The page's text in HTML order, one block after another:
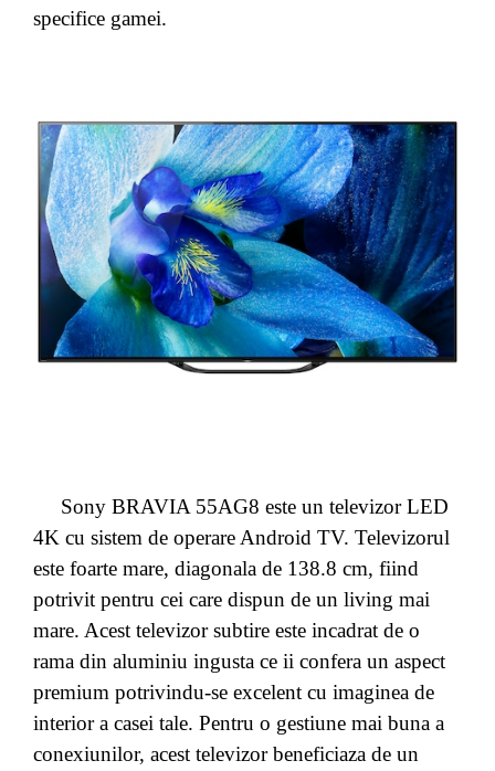
specifice gamei.
Sony BRAVIA 55AG8 este un televizor LED
4K cu sistem de operare Android TV. Televizorul
este foarte mare, diagonala de 138.8 cm, fiind
potrivit pentru cei care dispun de un living mai
mare. Acest televizor subtire este incadrat de o
rama din aluminiu ingusta ce ii confera un aspect
premium potrivindu-se excelent cu imaginea de
interior a casei tale. Pentru o gestiune mai buna a
conexiunilor, acest televizor beneficiaza de un